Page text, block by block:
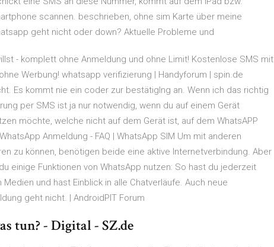
scannen. beschrieben, ohne sim Karte über meine
geht nicht oder down? Aktuelle Probleme und
- komplett ohne Anmeldung und ohne Limit! Kostenlose SMS mit
Werbung! whatsapp verifizierung | Handyforum | spin.de
Es kommt nie ein coder zur bestätigIng an. Wenn ich das richtig
per SMS ist ja nur notwendig, wenn du auf einem Gerät
möchte, welche nicht auf dem Gerät ist, auf dem WhatsAPP
Anmeldung - FAQ | WhatsApp SIM Um mit anderen
zu können, benötigen beide eine aktive Internetverbindung. Aber
einige Funktionen von WhatsApp nutzen: So hast du jederzeit
und hast Einblick in alle Chatverläufe. Auch neue
geht nicht. | AndroidPIT Forum
tun? - Digital - SZ.de